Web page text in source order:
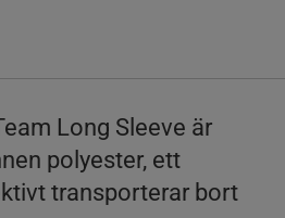
Long Sleeve är
polyester, ett
transporterar bort